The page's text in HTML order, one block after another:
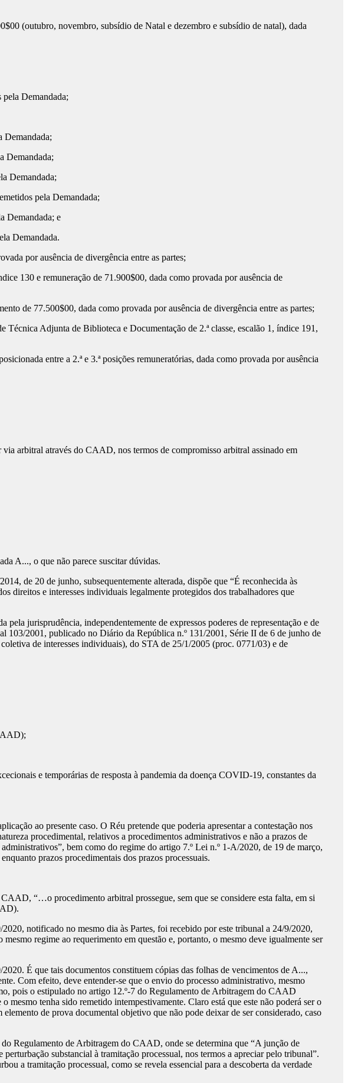
(outubro, novembro, subsídio de Natal e dezembro e subsídio de natal), dada
Demandada;
Demandada;
Demandada;
pela Demandada;
Demandada; e
Demandada.
por ausência de divergência entre as partes;
e remuneração de 71.900$00, dada como provada por ausência de
77.500$00, dada como provada por ausência de divergência entre as partes;
Adjunta de Biblioteca e Documentação de 2.ª classe, escalão 1, índice 191,
entre a 2.ª e 3.ª posições remuneratórias, dada como provada por ausência
arbitral através do CAAD, nos termos de compromisso arbitral assinado em
A..., o que não parece suscitar dúvidas.
de 20 de junho, subsequentemente alterada, dispõe que “É reconhecida às
direitos e interesses individuais legalmente protegidos dos trabalhadores que
jurisprudência, independentemente de expressos poderes de representação e de
103/2001, publicado no Diário da República n.º 131/2001, Série II de 6 de junho de
de interesses individuais), do STA de 25/1/2005 (proc. 0771/03) e de
e temporárias de resposta à pandemia da doença COVID-19, constantes da
ao presente caso. O Réu pretende que poderia apresentar a contestação nos
procedimental, relativos a procedimentos administrativos e não a prazos de
bem como do regime do artigo 7.º Lei n.º 1-A/2020, de 19 de março,
prazos procedimentais dos prazos processuais.
“…o procedimento arbitral prossegue, sem que se considere esta falta, em si
notificado no mesmo dia às Partes, foi recebido por este tribunal a 24/9/2020,
regime ao requerimento em questão e, portanto, o mesmo deve igualmente ser
É que tais documentos constituem cópias das folhas de vencimentos de A...,
Com efeito, deve entender-se que o envio do processo administrativo, mesmo
pois o estipulado no artigo 12.º-7 do Regulamento de Arbitragem do CAAD
mesmo tenha sido remetido intempestivamente. Claro está que este não poderá ser o
de prova documental objetivo que não pode deixar de ser considerado, caso
Regulamento de Arbitragem do CAAD, onde se determina que “A junção de
substancial à tramitação processual, nos termos a apreciar pelo tribunal”.
a tramitação processual, como se revela essencial para a descoberta da verdade